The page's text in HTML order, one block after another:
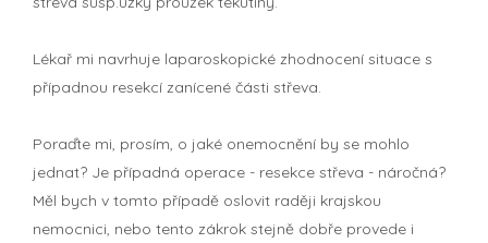
Lékař mi navrhuje laparoskopické zhodnocení situace s
případnou resekcí zanícené části střeva.
Poraďte mi, prosím, o jaké onemocnění by se mohlo
jednat? Je případná operace - resekce střeva - náročná?
Měl bych v tomto případě oslovit raději krajskou
nemocnici, nebo tento zákrok stejně dobře provede i